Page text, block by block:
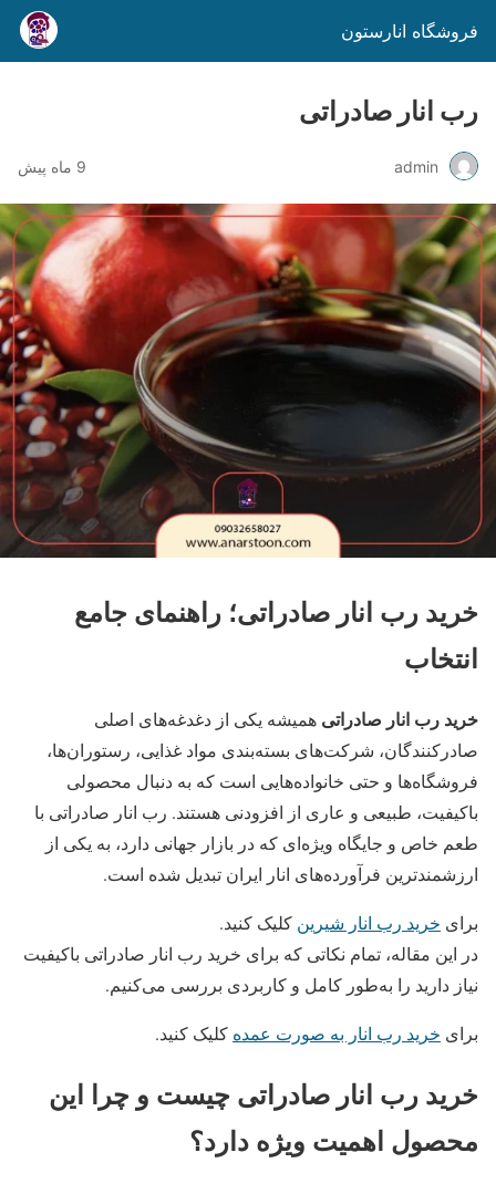
فروشگاه انارستون
رب انار صادراتی
admin 9 ماه پیش
خرید رب انار صادراتی؛ راهنمای جامع
انتخاب
خرید رب انار صادراتی همیشه یکی از دغدغه‌های اصلی
صادرکنندگان، شرکت‌های بسته‌بندی مواد غذایی، رستوران‌ها،
فروشگاه‌ها و حتی خانواده‌هایی است که به دنبال محصولی
باکیفیت، طبیعی و عاری از افزودنی هستند. رب انار صادراتی با
طعم خاص و جایگاه ویژه‌ای که در بازار جهانی دارد، به یکی از
ارزشمندترین فرآورده‌های انار ایران تبدیل شده است.
برای خرید رب انار شیرین کلیک کنید.
در این مقاله، تمام نکاتی که برای خرید رب انار صادراتی باکیفیت
نیاز دارید را به‌طور کامل و کاربردی بررسی می‌کنیم.
برای خرید رب انار به صورت عمده کلیک کنید.
خرید رب انار صادراتی چیست و چرا این
محصول اهمیت ویژه دارد؟